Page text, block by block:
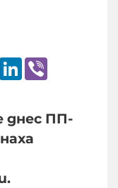
Pinterest
LinkedIn
днес ПП-